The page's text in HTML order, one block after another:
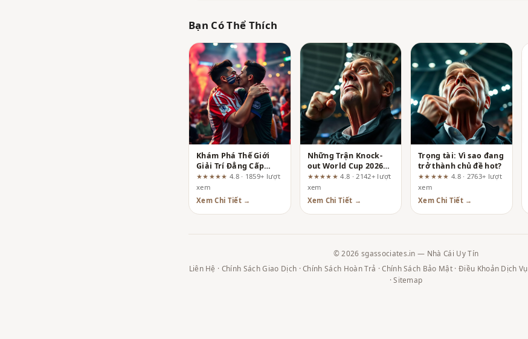
Bạn Có Thể Thích
Khám Phá Thế Giới
Giải Trí Đẳng Cấp
Cùng Tài Xỉu Sunwin
★★★★★ 4.8 · 1859+ lượt
xem
Xem Chi Tiết →
Những Trận Knock-
out World Cup 2026
Dễ Kéo Vào Hiệp Phụ:
Cơ Hội Hay Bẫy Cho
Dân Cược?
★★★★★4.8 · 2142+ lượt
xem
Xem Chi Tiết →
Trọng tài: Vì sao đang
trở thành chủ đề hot?
★★★★★ 4.8 · 2763+ lượt
xem
Xem Chi Tiết →
© 2026 sgassociates.in — Nhà Cái Uy Tín
Liên Hệ · Chính Sách Giao Dịch ·Chính Sách Hoàn Trả ·Chính Sách Bảo Mật · Điều Khoản Dịch Vụ
·Sitemap